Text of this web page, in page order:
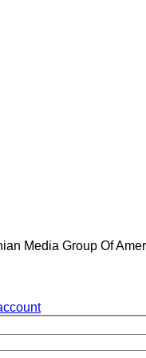
Media Group Of